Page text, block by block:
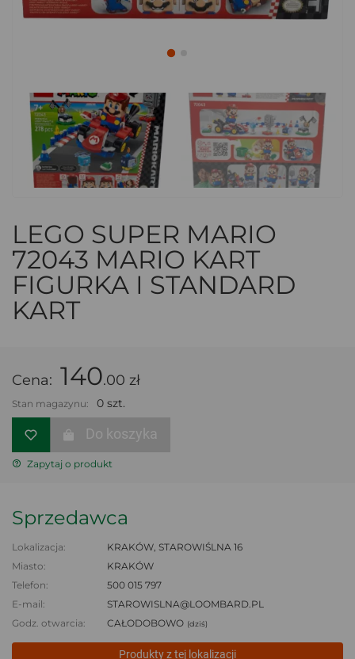
LEGO SUPER MARIO
72043 MARIO KART
FIGURKA I STANDARD
KART
Cena: 140.00 zł
Stan magazynu: 0 szt.
Do koszyka
Zapytaj o produkt
Sprzedawca
Lokalizacja:
KRAKÓW, STAROWIŚLNA 16
Miasto:
KRAKÓW
Telefon:
500 015 797
E-mail:
STAROWISLNA@LOOMBARD.PL
Godz. otwarcia:
CAŁODOBOWO (dziś)
Produkty z tej lokalizacji